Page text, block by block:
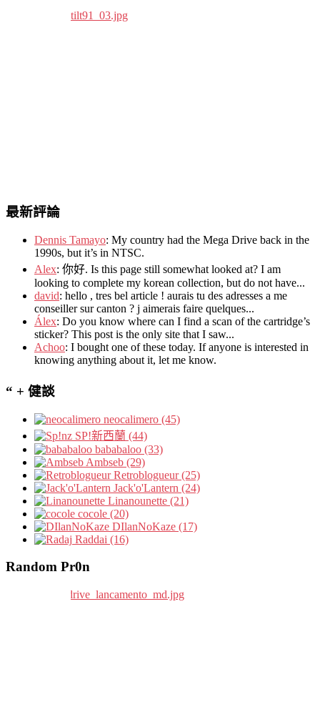
最新評論
Dennis Tamayo: My country had the Mega Drive back in the
1990s, but it’s in NTSC.
Alex: 你好. Is this page still somewhat looked at? I am
looking to complete my korean collection, but do not have...
david: hello , tres bel article ! aurais tu des adresses a me
conseiller sur canton ? j aimerais faire quelques...
Álex: Do you know where can I find a scan of the cartridge’s
sticker? This post is the only site that I saw...
Achoo: I bought one of these today. If anyone is interested in
knowing anything about it, let me know.
“ + 健談
neocalimero (45)
SP!新西蘭 (44)
bababaloo (33)
Ambseb (29)
Retroblogueur (25)
Jack'o'Lantern (24)
Linanounette (21)
cocole (20)
DIlanNoKaze (17)
Raddai (16)
Random Pr0n